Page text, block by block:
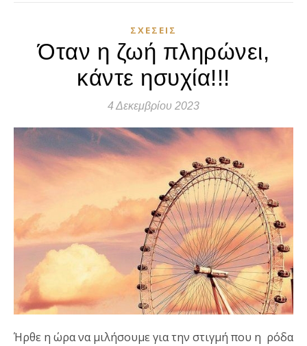
ΣΧΈΣΕΙΣ
Όταν η ζωή πληρώνει,
κάντε ησυχία!!!
4 Δεκεμβρίου 2023
Ήρθε η ώρα να μιλήσουμε για την στιγμή που η ρόδα